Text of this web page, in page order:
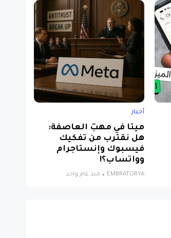
أخبار
ميتا في مهبّ العاصفة:
هل نقترب من تفكيك
فيسبوك وإنستاجرام
وواتساب؟!
EMBRATORYA منذ عام واحد